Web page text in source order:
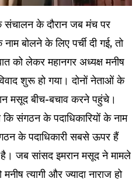
संचालन के दौरान जब मंच पर
बोलने के लिए पर्ची दी गई, तो
को लेकर महानगर अध्यक्ष मनीष
शुरू हो गया। दोनों नेताओं के
मसूद बीच-बचाव करने पहुंचे।
कि संगठन के पदाधिकारियों के नाम
के पदाधिकारी सबसे ऊपर हैं
जब सांसद इमरान मसूद ने मामले
त्यागी और ज्यादा नाराज हो